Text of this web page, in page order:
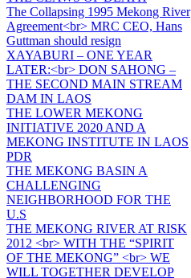
The Collapsing 1995 Mekong River
Agreement<br> MRC CEO, Hans
Guttman should resign
XAYABURI – ONE YEAR
LATER:<br> DON SAHONG –
THE SECOND MAIN STREAM
DAM IN LAOS
THE LOWER MEKONG
INITIATIVE 2020 AND A
MEKONG INSTITUTE IN LAOS
PDR
THE MEKONG BASIN A
CHALLENGING
NEIGHBORHOOD FOR THE
U.S
THE MEKONG RIVER AT RISK
2012 <br> WITH THE “SPIRIT
OF THE MEKONG” <br> WE
WILL TOGETHER DEVELOP